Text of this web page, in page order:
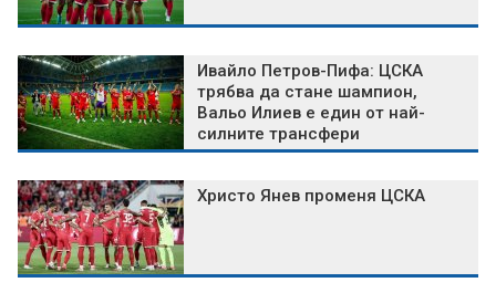
Ивайло Петров-Пифа: ЦСКА
трябва да стане шампион,
Вальо Илиев е един от най-
силните трансфери
Христо Янев променя ЦСКА